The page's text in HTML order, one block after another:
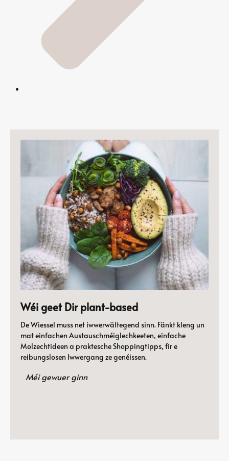
Wéi geet Dir plant-based
De Wiessel muss net iwwerwältegend sinn. Fänkt kleng un
mat einfachen Austauschméiglechkeeten, einfache
Molzechtideen a praktesche Shoppingtipps, fir e
reibungslosen Iwwergang ze genéissen.
Méi gewuer ginn